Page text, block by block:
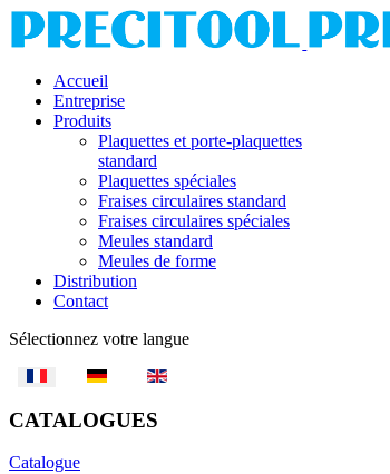
Accueil
Entreprise
Produits
Plaquettes et porte-plaquettes
standard
Plaquettes spéciales
Fraises circulaires standard
Fraises circulaires spéciales
Meules standard
Meules de forme
Distribution
Contact
Sélectionnez votre langue
CATALOGUES
Catalogue